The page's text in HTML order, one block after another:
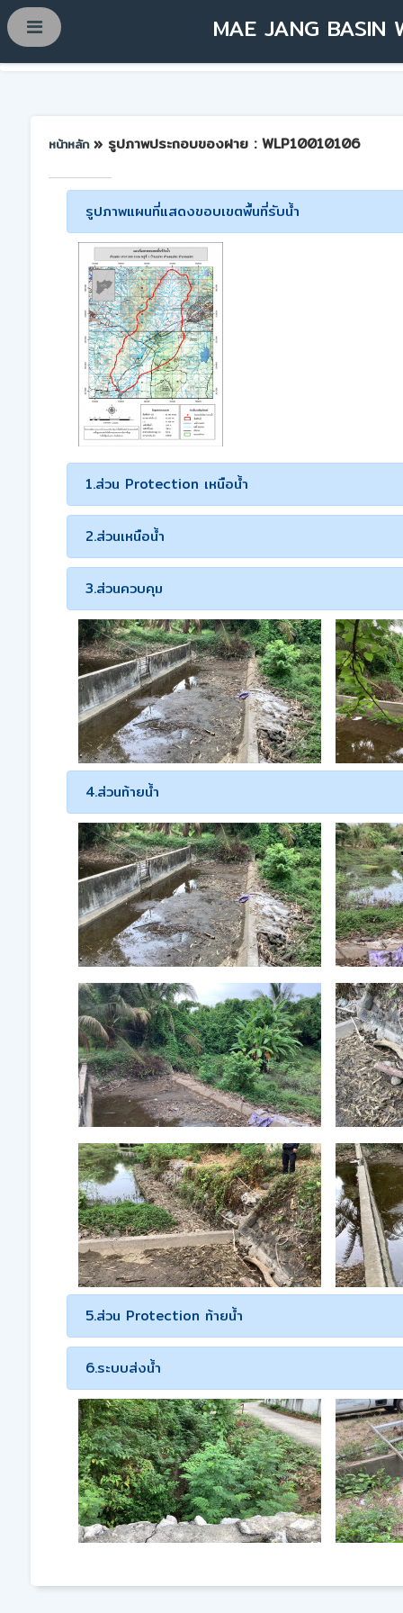
MAE JANG BASIN
หน้าหลัก » รูปภาพประกอบของฝาย : WLP10010106
รูปภาพแผนที่แสดงขอบเขตพื้นที่รับน้ำ
1.ส่วน Protection เหนือน้ำ
2.ส่วนเหนือน้ำ
3.ส่วนควบคุม
4.ส่วนท้ายน้ำ
5.ส่วน Protection ท้ายน้ำ
6.ระบบส่งน้ำ